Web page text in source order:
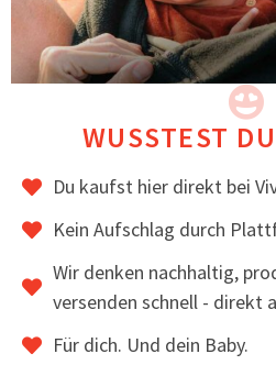
den Winter und warum es
Jacke zu investieren.
TRAGEJACKEN-VERGLEICH
Du bist dir noch unsicher,
Tragejacke für dich und dein
übersichtliche
In dieser Tabelle vergleichen
Tragejacken untereinander.
Warmhaltegrad, Funktionen
Das könnte dir auch
WUSSTEST
Du kaufst hier direkt bei
Kein Aufschlag durch
Wir denken nachhaltig,
versenden schnell - direkt
Für dich. Und dein Baby.